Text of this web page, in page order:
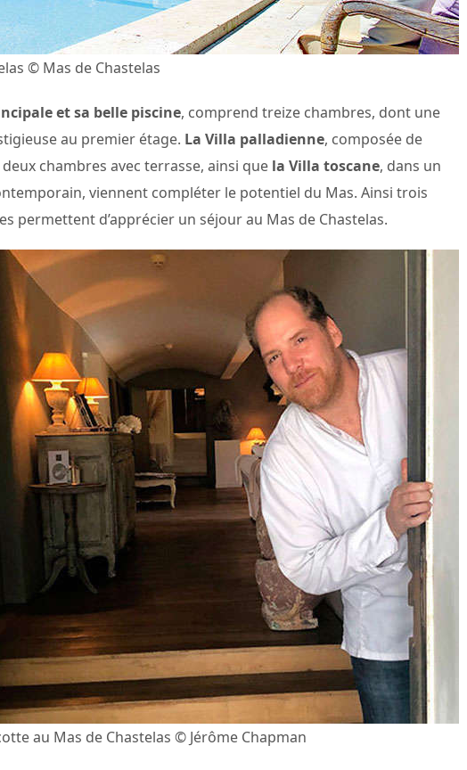
© Mas de Chastelas
et sa belle piscine, comprend treize chambres, dont une
au premier étage. La Villa palladienne, composée de
chambres avec terrasse, ainsi que la Villa toscane, dans un
viennent compléter le potentiel du Mas. Ainsi trois
permettent d’apprécier un séjour au Mas de Chastelas.
au Mas de Chastelas © Jérôme Chapman